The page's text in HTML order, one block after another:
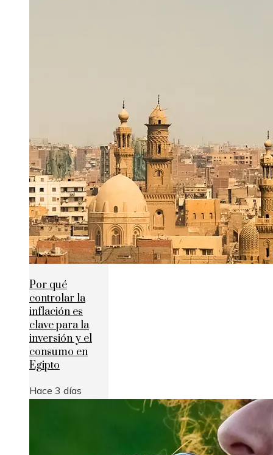
Por qué
controlar la
inflación es
clave para la
inversión y el
consumo en
Egipto
Hace 3 días